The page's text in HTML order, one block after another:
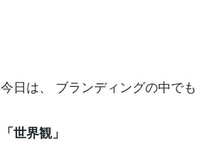
今日は、 ブランディングの中でも
「世界観」